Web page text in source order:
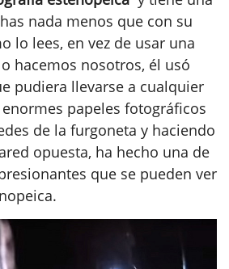
nada menos que con su
lo lees, en vez de usar una
hacemos nosotros, él usó
pudiera llevarse a cualquier
papeles fotográficos
de la furgoneta y haciendo
opuesta, ha hecho una de
que se pueden ver